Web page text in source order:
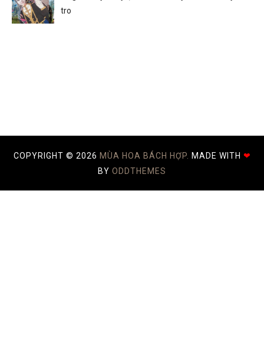
tro
COPYRIGHT © 2026 MÙA HOA BÁCH HỢP. MADE WITH ❤
BY ODDTHEMES